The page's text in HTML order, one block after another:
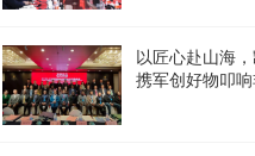
以匠心赴山海
携军创好物叩